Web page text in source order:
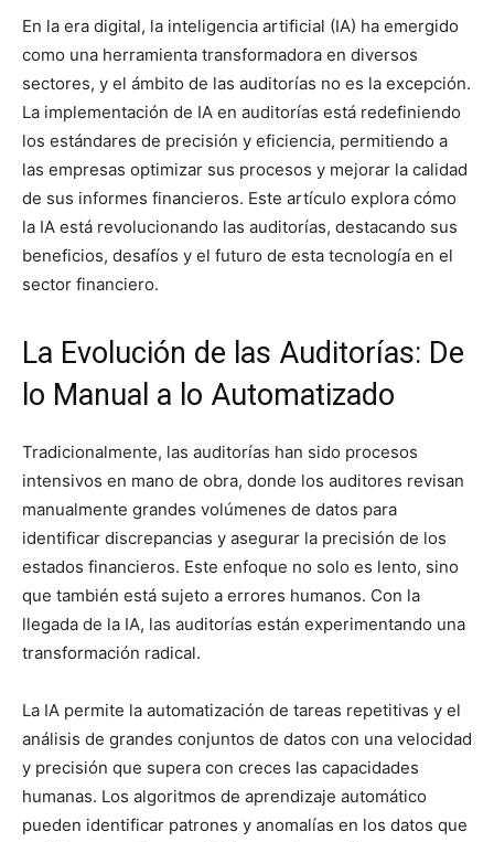
En la era digital, la inteligencia artificial (IA) ha emergido
como una herramienta transformadora en diversos
sectores, y el ámbito de las auditorías no es la excepción.
La implementación de IA en auditorías está redefiniendo
los estándares de precisión y eficiencia, permitiendo a
las empresas optimizar sus procesos y mejorar la calidad
de sus informes financieros. Este artículo explora cómo
la IA está revolucionando las auditorías, destacando sus
beneficios, desafíos y el futuro de esta tecnología en el
sector financiero.
La Evolución de las Auditorías: De
lo Manual a lo Automatizado
Tradicionalmente, las auditorías han sido procesos
intensivos en mano de obra, donde los auditores revisan
manualmente grandes volúmenes de datos para
identificar discrepancias y asegurar la precisión de los
estados financieros. Este enfoque no solo es lento, sino
que también está sujeto a errores humanos. Con la
llegada de la IA, las auditorías están experimentando una
transformación radical.
La IA permite la automatización de tareas repetitivas y el
análisis de grandes conjuntos de datos con una velocidad
y precisión que supera con creces las capacidades
humanas. Los algoritmos de aprendizaje automático
pueden identificar patrones y anomalías en los datos que